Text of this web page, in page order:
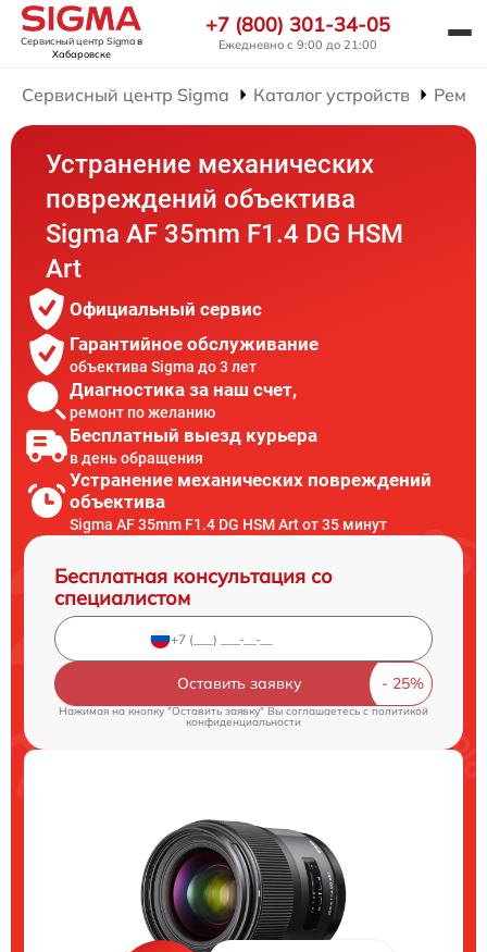
Сервисный центр Sigmaв
Хабаровске
+7 (800) 301-34-05
Ежедневно с 9:00 до 21:00
Сервисный центр Sigma Каталог устройств
Устранение механических
повреждений объектива
Sigma AF 35mm F1.4 DG HSM
Art
Официальный сервис
Гарантийное обслуживание
объектива Sigma до 3 лет
Диагностика за наш счет,
ремонт по желанию
Бесплатный выезд курьера
в день обращения
Устранение механических повреждений
объектива
Sigma AF 35mm F1.4 DG HSM Art от 35 минут
Бесплатная консультация со
специалистом
Оставить заявку
Нажимая на кнопку "Оставить заявку" Вы соглашаетесь c политикой
конфиденциальности